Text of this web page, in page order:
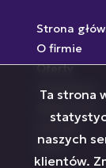
Strona
O firmie
Oferty
Inwestycje
Kontakt
Rodo
Ta strona
naszych
klientów.